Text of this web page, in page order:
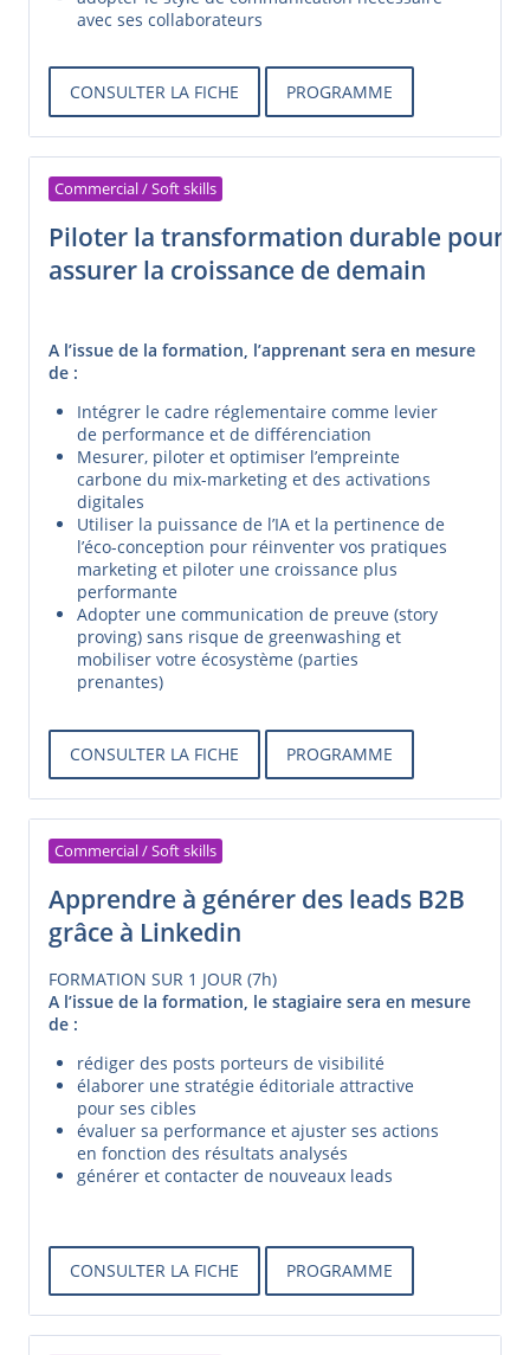
avec ses collaborateurs
CONSULTER LA FICHE PROGRAMME
Commercial / Soft skills
Piloter la transformation durable pour
assurer la croissance de demain
A l’issue de la formation, l’apprenant sera en mesure
de :
Intégrer le cadre réglementaire comme levier
de performance et de différenciation
Mesurer, piloter et optimiser l’empreinte
carbone du mix-marketing et des activations
digitales
Utiliser la puissance de l’IA et la pertinence de
l’éco-conception pour réinventer vos pratiques
marketing et piloter une croissance plus
performante
Adopter une communication de preuve (story
proving) sans risque de greenwashing et
mobiliser votre écosystème (parties
prenantes)
CONSULTER LA FICHE PROGRAMME
Commercial / Soft skills
Apprendre à générer des leads B2B
grâce à Linkedin
FORMATION SUR 1 JOUR (7h)
A l’issue de la formation, le stagiaire sera en mesure
de :
rédiger des posts porteurs de visibilité
élaborer une stratégie éditoriale attractive
pour ses cibles
évaluer sa performance et ajuster ses actions
en fonction des résultats analysés
générer et contacter de nouveaux leads
CONSULTER LA FICHE PROGRAMME